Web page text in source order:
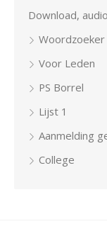
Download,
Woordzoeker
Voor Leden
PS Borrel
Lijst 1
Aanmelding
College